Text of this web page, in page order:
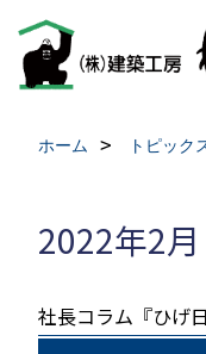
ホーム トピック
2022年2
社長コラム『ひげ